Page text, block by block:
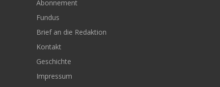
Abonnement
Fundus
Brief an die Redaktion
Kontakt
Geschichte
Impressum